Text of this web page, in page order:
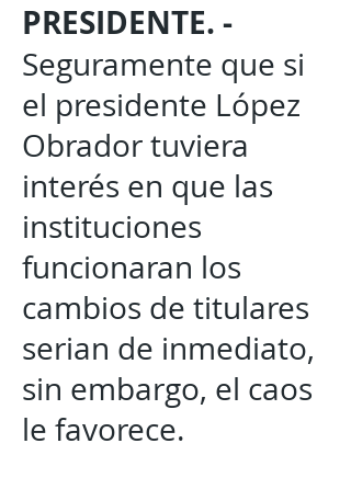
PRESIDENTE. -
Seguramente que si
el presidente López
Obrador tuviera
interés en que las
instituciones
funcionaran los
cambios de titulares
serian de inmediato,
sin embargo, el caos
le favorece.